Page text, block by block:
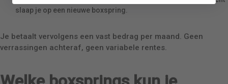
slaap je op een nieuwe boxspring.
Je betaalt vervolgens een vast bedrag per maand. Geen
verrassingen achteraf, geen variabele rentes.